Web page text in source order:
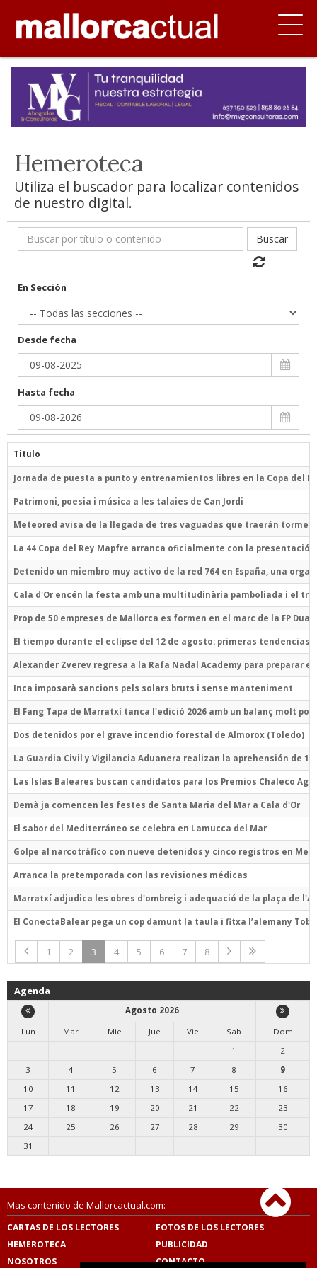
Hemeroteca
Utiliza el buscador para localizar contenidos
de nuestro digital.
Buscar
En Sección
Desde fecha
Hasta fecha
Titulo
Jornada de puesta a punto y entrenamientos libres en la Copa del
Patrimoni, poesia i música a les talaies de Can Jordi
Meteored avisa de la llegada de tres vaguadas que traerán
La 44 Copa del Rey Mapfre arranca oficialmente con la
Detenido un miembro muy activo de la red 764 en España, una
Cala d'Or encén la festa amb una multitudinària pamboliada i el
Prop de 50 empreses de Mallorca es formen en el marc de la FP
El tiempo durante el eclipse del 12 de agosto: primeras tendencias
Alexander Zverev regresa a la Rafa Nadal Academy para preparar
Inca imposarà sancions pels solars bruts i sense manteniment
El Fang Tapa de Marratxí tanca l'edició 2026 amb un balanç molt
Dos detenidos por el grave incendio forestal de Almorox (Toledo)
La Guardia Civil y Vigilancia Aduanera realizan la aprehensión de
Las Islas Baleares buscan candidatos para los Premios Chaleco
Demà ja comencen les festes de Santa Maria del Mar a Cala d'Or
El sabor del Mediterráneo se celebra en Lamucca del Mar
Golpe al narcotráfico con nueve detenidos y cinco registros en
Arranca la pretemporada con las revisiones médicas
Marratxí adjudica les obres d'ombreig i adequació de la plaça de
El ConectaBalear pega un cop damunt la taula i fitxa l’alemany
1 2 3 4 5 6 7 8
Agenda
Agosto 2026
Lun
Mar Mie Jue Vie Sab
Dom
1
2
3
4 5 6 7 8
9
10
11 12 13 14 15
16
17
18 19 20 21 22
23
24
25 26 27 28 29
30
31
Mas contenido de Mallorcactual.com:
CARTAS DE LOS LECTORES
FOTOS DE LOS LECTORES
HEMEROTECA
PUBLICIDAD
NOSOTROS
CONTACTO